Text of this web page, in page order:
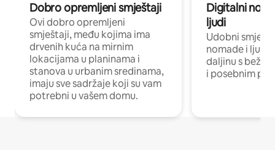
Dobro opremljeni smještaji
Ovi dobro opremljeni
smještaji, među kojima ima
drvenih kuća na mirnim
lokacijama u planinama i
stanova u urbanim sredinama,
imaju sve sadržaje koji su vam
potrebni u vašem domu.
Digitalni
ljudi
Udobni
nomade i ljude
daljinu s
i posebnim